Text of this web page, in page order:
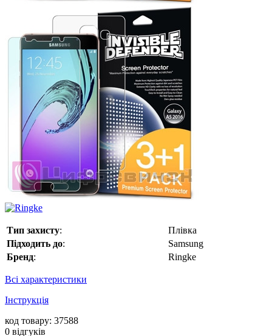
Тип захисту:
Плівка
Підходить до:
Samsung
Бренд: Ringke
Всі характеристики
Інструкція
код товару: 37588
0 відгуків